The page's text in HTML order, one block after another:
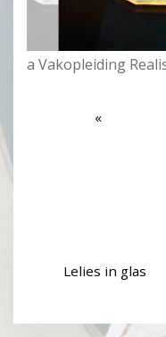
a Vakopleiding
Lelies in glas